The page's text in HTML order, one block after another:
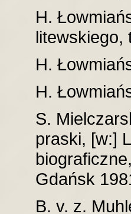
H.
litewskiego,
H.
H.
S.
praski, [w:]
biograficzne,
Gdańsk
B. v. z.